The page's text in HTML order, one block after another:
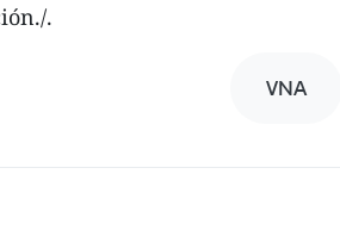
.
VNA